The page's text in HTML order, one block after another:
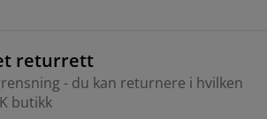
returrett
- du kan returnere i hvilken
butikk